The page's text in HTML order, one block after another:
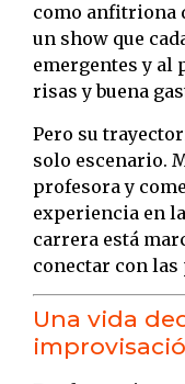
como anfitriona
un show que
emergentes y al
risas y buena
Pero su
solo escenario.
profesora y
experiencia en
carrera está
conectar con las
Una vida